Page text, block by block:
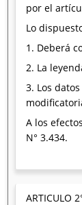
por el
Lo
1. Deberá
2. La
3. Los
A los
N° 3.434.
ARTICULO